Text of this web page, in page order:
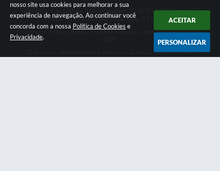
nosso site usa cookies para melhorar a sua
experiência de navegação. Ao continuar você
concorda com a nossa Política de Cookies e
Privacidade.
ACEITAR
PERSONALIZAR
Telefone: Central de Atendimento: 0800 019 19 44 ou 156
PABX: 4433-0111 ou Whatsapp 4433-0123
Endereço: Praça Quarto Centenário, 01, Centro | CEP: 09015-
Dias úteis, Atendimento Presencial das 07h as 18:45he